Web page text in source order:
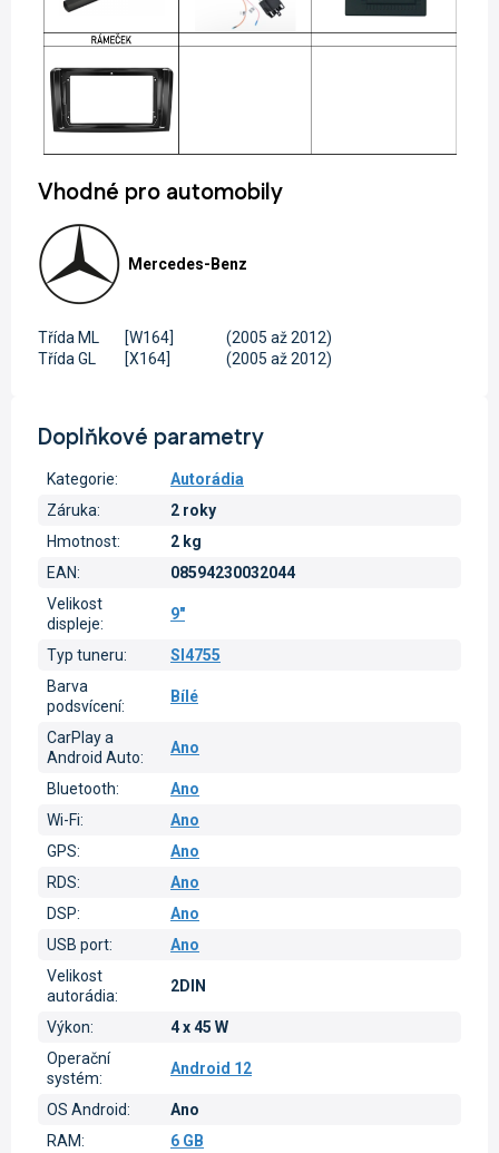
Vhodné pro automobily
Mercedes-Benz
Třída ML [W164]
(2005 až 2012)
Třída GL
[X164] (2005 až 2012)
Doplňkové parametry
Kategorie:
Autorádia
Záruka:
2 roky
Hmotnost:
2 kg
EAN:
08594230032044
Velikost
displeje:
9"
Typ tuneru:
SI4755
Barva
podsvícení:
Bílé
CarPlay a
Android Auto:
Ano
Bluetooth:
Ano
Wi-Fi:
Ano
GPS:
Ano
RDS:
Ano
DSP:
Ano
USB port:
Ano
Velikost
autorádia:
2DIN
Výkon:
4 x 45 W
Operační
systém:
Android 12
OS Android:
Ano
RAM:
6 GB